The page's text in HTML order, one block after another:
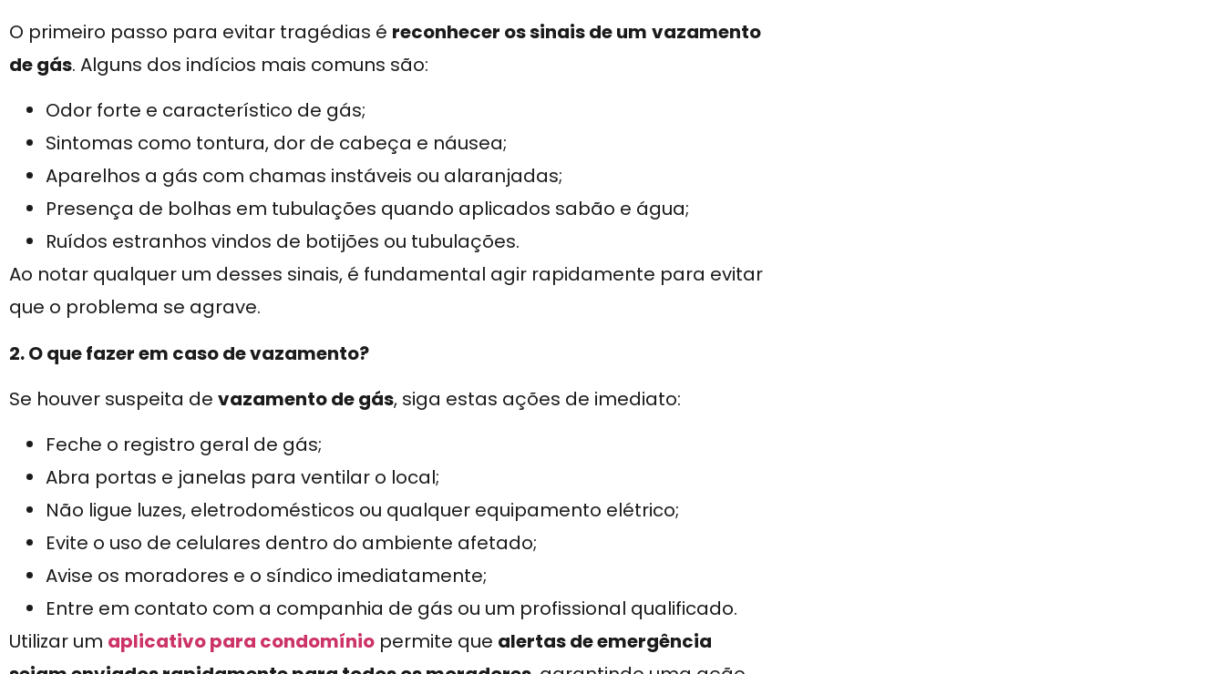
O primeiro passo para evitar tragédias é reconhecer os sinais de um vazamento
de gás. Alguns dos indícios mais comuns são:
Odor forte e característico de gás;
Sintomas como tontura, dor de cabeça e náusea;
Aparelhos a gás com chamas instáveis ou alaranjadas;
Presença de bolhas em tubulações quando aplicados sabão e água;
Ruídos estranhos vindos de botijões ou tubulações.
Ao notar qualquer um desses sinais, é fundamental agir rapidamente para evitar
que o problema se agrave.
2. O que fazer em caso de vazamento?
Se houver suspeita de vazamento de gás, siga estas ações de imediato:
Feche o registro geral de gás;
Abra portas e janelas para ventilar o local;
Não ligue luzes, eletrodomésticos ou qualquer equipamento elétrico;
Evite o uso de celulares dentro do ambiente afetado;
Avise os moradores e o síndico imediatamente;
Entre em contato com a companhia de gás ou um profissional qualificado.
Utilizar um aplicativo para condomínio permite que alertas de emergência